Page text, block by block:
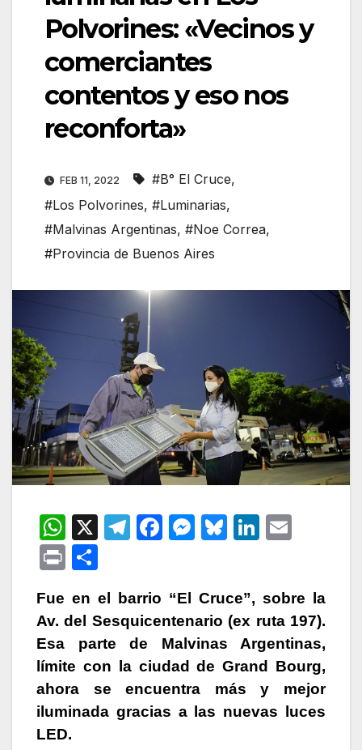
Polvorines: «Vecinos y
comerciantes
contentos y eso nos
reconforta»
FEB 11, 2022 #B° El Cruce,
#Los Polvorines, #Luminarias,
#Malvinas Argentinas, #Noe Correa,
#Provincia de Buenos Aires
W
h
at
s
A
p
p
X
T
gr
a
m
F
e
b
o
o
k
M
s
e
n
g
er
Bl
s
k
y
Li
e
dI
n
P
nt m
p
ar
tir
Fue en el barrio “El Cruce”, sobre la
Av. del Sesquicentenario (ex ruta 197).
Esa parte de Malvinas Argentinas,
límite con la ciudad de Grand Bourg,
ahora se encuentra más y mejor
iluminada gracias a las nuevas luces
LED.